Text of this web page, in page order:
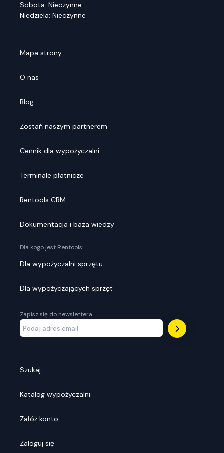
Sobota: Nieczynne
Niedziela: Nieczynne
Mapa strony
O nas
Blog
Zostań naszym partnerem
Cennik dla wypożyczalni
Terminale płatnicze
Rentools CRM
Dokumentacja i baza wiedzy
Dla kogo jest Rentools:
Dla wypożyczalni sprzętu
Dla wypożyczających sprzęt
Zapisz się do newslettera
Szukaj
Katalog wypożyczalni
Załóż konto
Zaloguj się